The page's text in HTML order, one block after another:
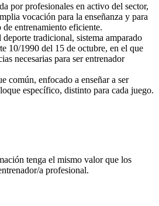
por profesionales en activo del sector,
vocación para la enseñanza y para
entrenamiento eficiente.
deporte tradicional, sistema amparado
10/1990 del 15 de octubre, en el que
necesarias para ser entrenador
común, enfocado a enseñar a ser
específico, distinto para cada juego.
tenga el mismo valor que los
a profesional.